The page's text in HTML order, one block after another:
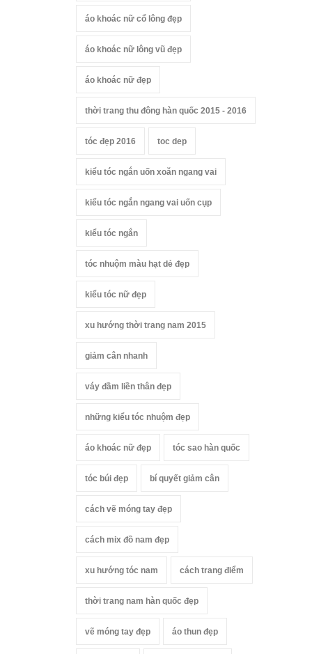
áo khoác nữ cổ lông đẹp
áo khoác nữ lông vũ đẹp
áo khoác nữ đẹp
thời trang thu đông hàn quốc 2015 - 2016
tóc đẹp 2016 toc dep
kiểu tóc ngắn uốn xoăn ngang vai
kiểu tóc ngắn ngang vai uốn cụp
kiểu tóc ngắn
tóc nhuộm màu hạt dẻ đẹp
kiểu tóc nữ đẹp
xu hướng thời trang nam 2015
giảm cân nhanh
váy đầm liền thân đẹp
những kiểu tóc nhuộm đẹp
áo khoác nữ đẹp tóc sao hàn quốc
tóc búi đẹp bí quyết giảm cân
cách vẽ móng tay đẹp
cách mix đồ nam đẹp
xu hướng tóc nam cách trang điểm
thời trang nam hàn quốc đẹp
vẽ móng tay đẹp áo thun đẹp